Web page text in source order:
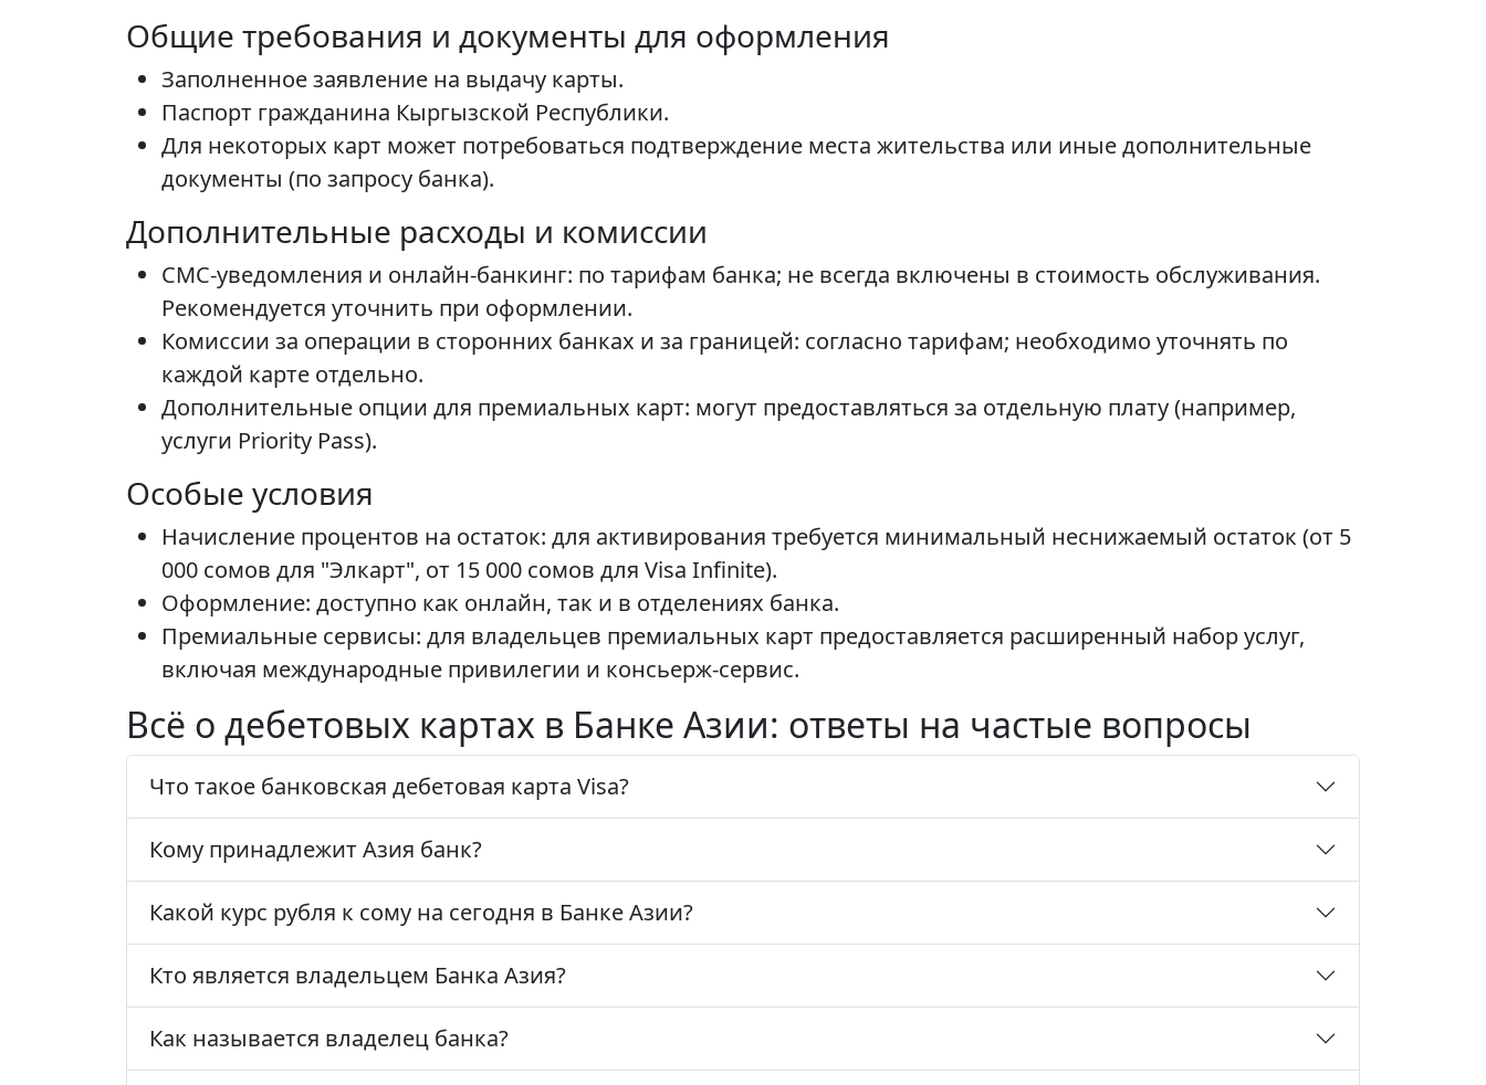
Общие требования и документы для оформления
Заполненное заявление на выдачу карты.
Паспорт гражданина Кыргызской Республики.
Для некоторых карт может потребоваться подтверждение места жительства или иные дополнительные
документы (по запросу банка).
Дополнительные расходы и комиссии
СМС-уведомления и онлайн-банкинг: по тарифам банка; не всегда включены в стоимость обслуживания.
Рекомендуется уточнить при оформлении.
Комиссии за операции в сторонних банках и за границей: согласно тарифам; необходимо уточнять по
каждой карте отдельно.
Дополнительные опции для премиальных карт: могут предоставляться за отдельную плату (например,
услуги Priority Pass).
Особые условия
Начисление процентов на остаток: для активирования требуется минимальный неснижаемый остаток (от 5
000 сомов для "Элкарт", от 15 000 сомов для Visa Infinite).
Оформление: доступно как онлайн, так и в отделениях банка.
Премиальные сервисы: для владельцев премиальных карт предоставляется расширенный набор услуг,
включая международные привилегии и консьерж-сервис.
Всё о дебетовых картах в Банке Азии: ответы на частые вопросы
Что такое банковская дебетовая карта Visa?
Кому принадлежит Азия банк?
Какой курс рубля к сому на сегодня в Банке Азии?
Кто является владельцем Банка Азия?
Как называется владелец банка?